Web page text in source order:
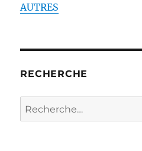
AUTRES
RECHERCHE
Recherche
pour :